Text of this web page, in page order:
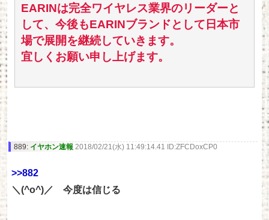
EARINは完全ワイヤレス業界のリーダーと
して、今後もEARINブランドとして日本市
場で展開を継続していきます。
宜しくお願い申し上げます。
889: イヤホン速報 2018/02/21(水) 11:49:14.41 ID:ZFCDoxCP0
>>882
＼(^o^)／ 今度は信じる